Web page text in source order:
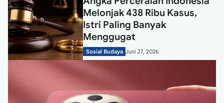
Melonjak 438 Ribu Kasus,
Istri Paling Banyak
Menggugat
Sosial Budaya Juni 27, 2026